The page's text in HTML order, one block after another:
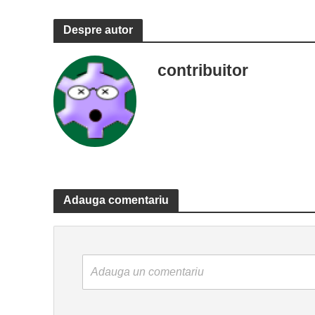
Despre autor
contribuitor
Adauga comentariu
Adauga un comentariu